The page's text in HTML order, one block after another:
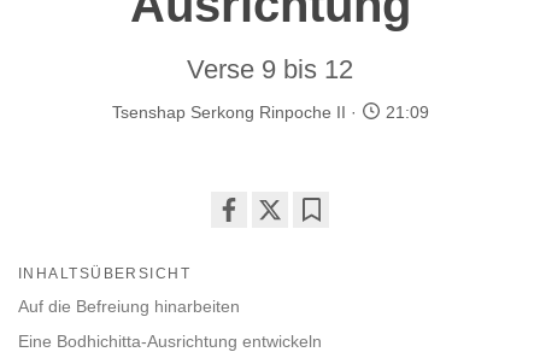
Verse 9 bis 12
Tsenshap Serkong Rinpoche II 21:09
facebook
INHALTSÜBERSICHT
Auf die Befreiung hinarbeiten
Eine Bodhichitta-Ausrichtung entwickeln